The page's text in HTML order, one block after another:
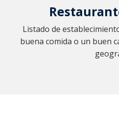
Listado de
buena comida o un buen